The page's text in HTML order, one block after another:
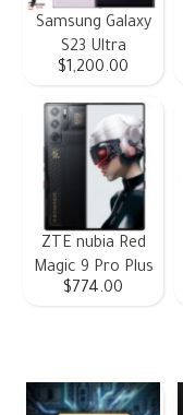
Samsung Galaxy
S23 Ultra
$1,200.00
ZTE nubia Red
Magic 9 Pro Plus
$774.00